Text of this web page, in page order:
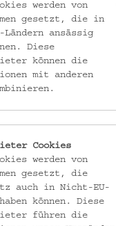
Wien
1
1140 Wien
Wien
werden von
gesetzt, die in
Ländern ansässig
Diese
können die
mit anderen
Cookies
werden von
gesetzt, die
auch in Nicht-EU-
können. Diese
führen die